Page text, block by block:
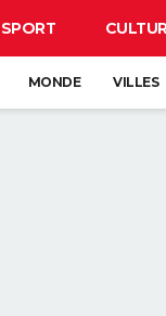
SPORT
MONDE VILLES